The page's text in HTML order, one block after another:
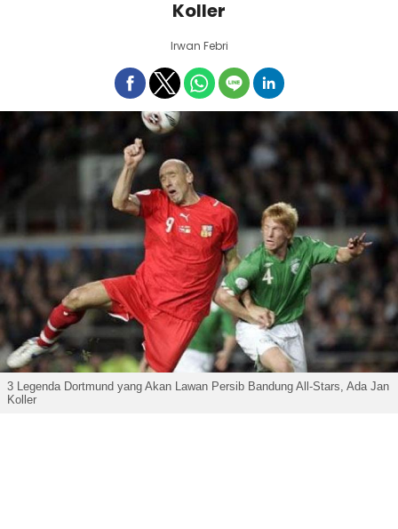
Koller
Irwan Febri
3 Legenda Dortmund yang Akan Lawan Persib Bandung All-Stars, Ada Jan
Koller